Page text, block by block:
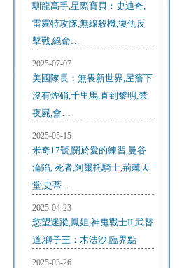
馴龍高手,星際寶貝：史迪奇,
雷霆特攻隊,無線殺機,復仇反
擊戰,絕命…
2025-07-07
美國隊長：無畏新世界,屋簷下
沒有煙硝,千里馬,直到黎明,禁
夜屍,會…
2025-05-15
米奇17號,關於愛的練習,曼谷
淪陷, 死者,阿爾托騎士,荊棘天
堂,史蒂…
2025-04-23
慾望迷蹤,鳳姐,神鬼戰士II,武替
道,獅子王：木法沙,臨界點
2025-03-26